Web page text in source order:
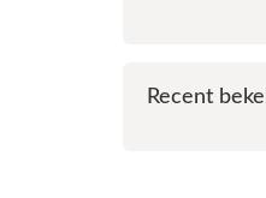
Recent